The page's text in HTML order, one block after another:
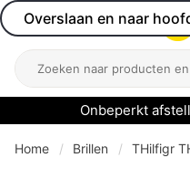
Overslaan en naar
Open menu
Zoeken
Onbeperkt
Home Brillen THilfigr